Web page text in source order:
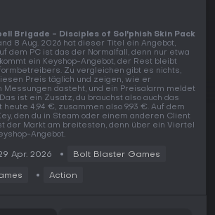
Brigade - Disciples of Sol'phish Skin Pack
8 Aug. 2026 hat dieser Titel ein Angebot,
dem PC ist das der Normalfall, denn nur etwa
ein Keyshop-Angebot, der Rest bleibt
Zu vergleichen gibt es nichts,
Preis täglich und zeigen, wie er
dasteht, und ein Preisalarm meldet
ist ein Zusatz, du brauchst also auch das
heute 4,94 €, zusammen also 9,93 €. Auf dem
den du in Steam oder einem anderen Client
der Markt am breitesten, denn über ein Viertel
Angebot.
Apr. 2026 Bolt Blaster Games
Action